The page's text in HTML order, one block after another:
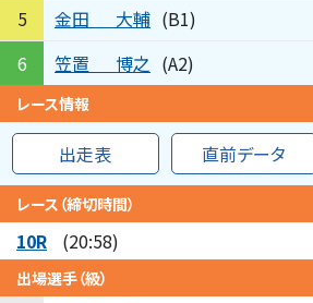
5
金田 大輔 (B1)
6
笠置 博之 (A2)
レース情報
出走表 直前データ
レース（締切時間）
10R (20:58)
出場選手（級）